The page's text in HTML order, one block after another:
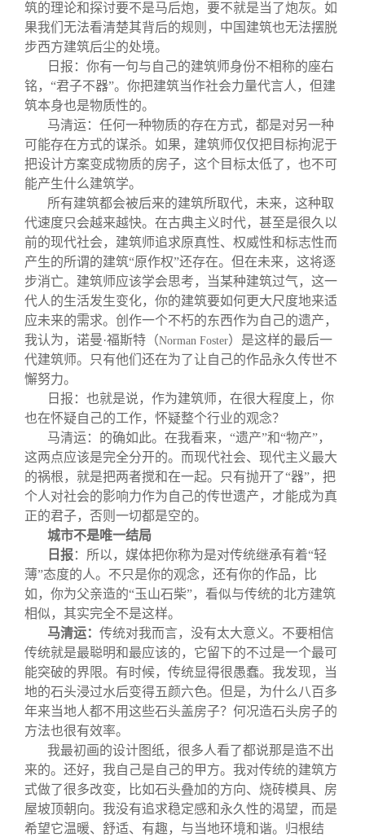
筑的理论和探讨要不是马后炮，要不就是当了炮灰。如
果我们无法看清楚其背后的规则，中国建筑也无法摆脱
步西方建筑后尘的处境。
日报：你有一句与自己的建筑师身份不相称的座右
铭，“君子不器”。你把建筑当作社会力量代言人，但建
筑本身也是物质性的。
马清运：任何一种物质的存在方式，都是对另一种
可能存在方式的谋杀。如果，建筑师仅仅把目标拘泥于
把设计方案变成物质的房子，这个目标太低了，也不可
能产生什么建筑学。
所有建筑都会被后来的建筑所取代，未来，这种取
代速度只会越来越快。在古典主义时代，甚至是很久以
前的现代社会，建筑师追求原真性、权威性和标志性而
产生的所谓的建筑“原作权”还存在。但在未来，这将逐
步消亡。建筑师应该学会思考，当某种建筑过气，这一
代人的生活发生变化，你的建筑要如何更大尺度地来适
应未来的需求。创作一个不朽的东西作为自己的遗产，
我认为，诺曼·福斯特（Norman Foster）是这样的最后一
代建筑师。只有他们还在为了让自己的作品永久传世不
懈努力。
日报：也就是说，作为建筑师，在很大程度上，你
也在怀疑自己的工作，怀疑整个行业的观念？
马清运：的确如此。在我看来，“遗产”和“物产”，
这两点应该是完全分开的。而现代社会、现代主义最大
的祸根，就是把两者搅和在一起。只有抛开了“器”，把
个人对社会的影响力作为自己的传世遗产，才能成为真
正的君子，否则一切都是空的。
城市不是唯一结局
日报：所以，媒体把你称为是对传统继承有着“轻
薄”态度的人。不只是你的观念，还有你的作品，比
如，你为父亲造的“玉山石柴”，看似与传统的北方建筑
相似，其实完全不是这样。
马清运： 传统对我而言，没有太大意义。不要相信
传统就是最聪明和最应该的，它留下的不过是一个最可
能突破的界限。有时候，传统显得很愚蠢。我发现，当
地的石头浸过水后变得五颜六色。但是，为什么八百多
年来当地人都不用这些石头盖房子？何况造石头房子的
方法也很有效率。
我最初画的设计图纸，很多人看了都说那是造不出
来的。还好，我自己是自己的甲方。我对传统的建筑方
式做了很多改变，比如石头叠加的方向、烧砖模具、房
屋坡顶朝向。我没有追求稳定感和永久性的渴望，而是
希望它温暖、舒适、有趣，与当地环境和谐。归根结